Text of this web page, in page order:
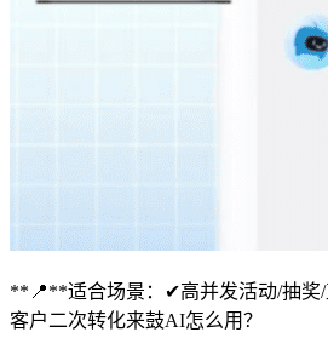
**📍**适合场景：✔高并发活动/抽奖
客户二次转化来鼓AI怎么用？